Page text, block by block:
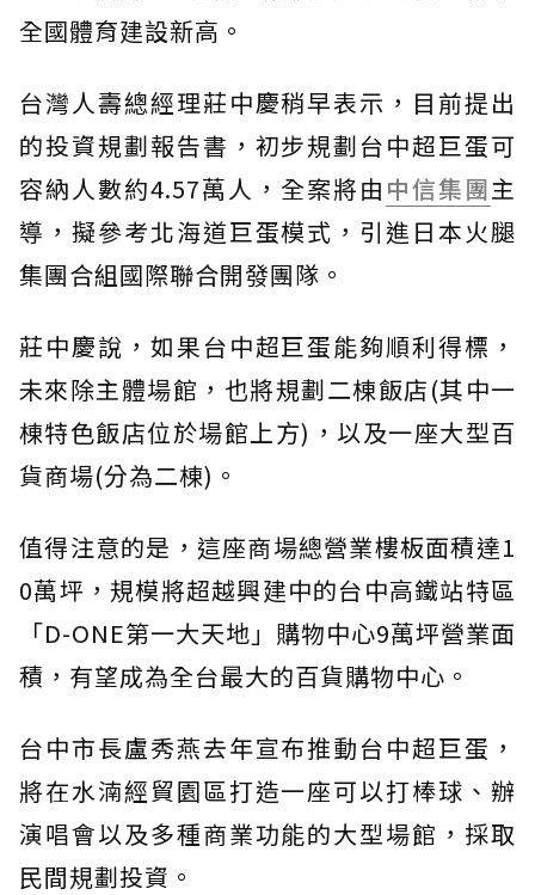
全國體育建設新高。
台灣人壽總經理莊中慶稍早表示，目前提出
的投資規劃報告書，初步規劃台中超巨蛋可
容納人數約4.57萬人，全案將由 中信集團主
導，擬參考北海道巨蛋模式，引進日本火腿
集團合組國際聯合開發團隊。
莊中慶說，如果台中超巨蛋能夠順利得標，
未來除主體場館，也將規劃二棟飯店(其中一
棟特色飯店位於場館上方)，以及一座大型百
貨商場(分為二棟)。
值得注意的是，這座商場總營業樓板面積達1
0萬坪，規模將超越興建中的台中高鐵站特區
「D-ONE第一大天地」購物中心9萬坪營業面
積，有望成為全台最大的百貨購物中心。
台中市長盧秀燕去年宣布推動台中超巨蛋，
將在水湳經貿園區打造一座可以打棒球、辦
演唱會以及多種商業功能的大型場館，採取
民間規劃投資。